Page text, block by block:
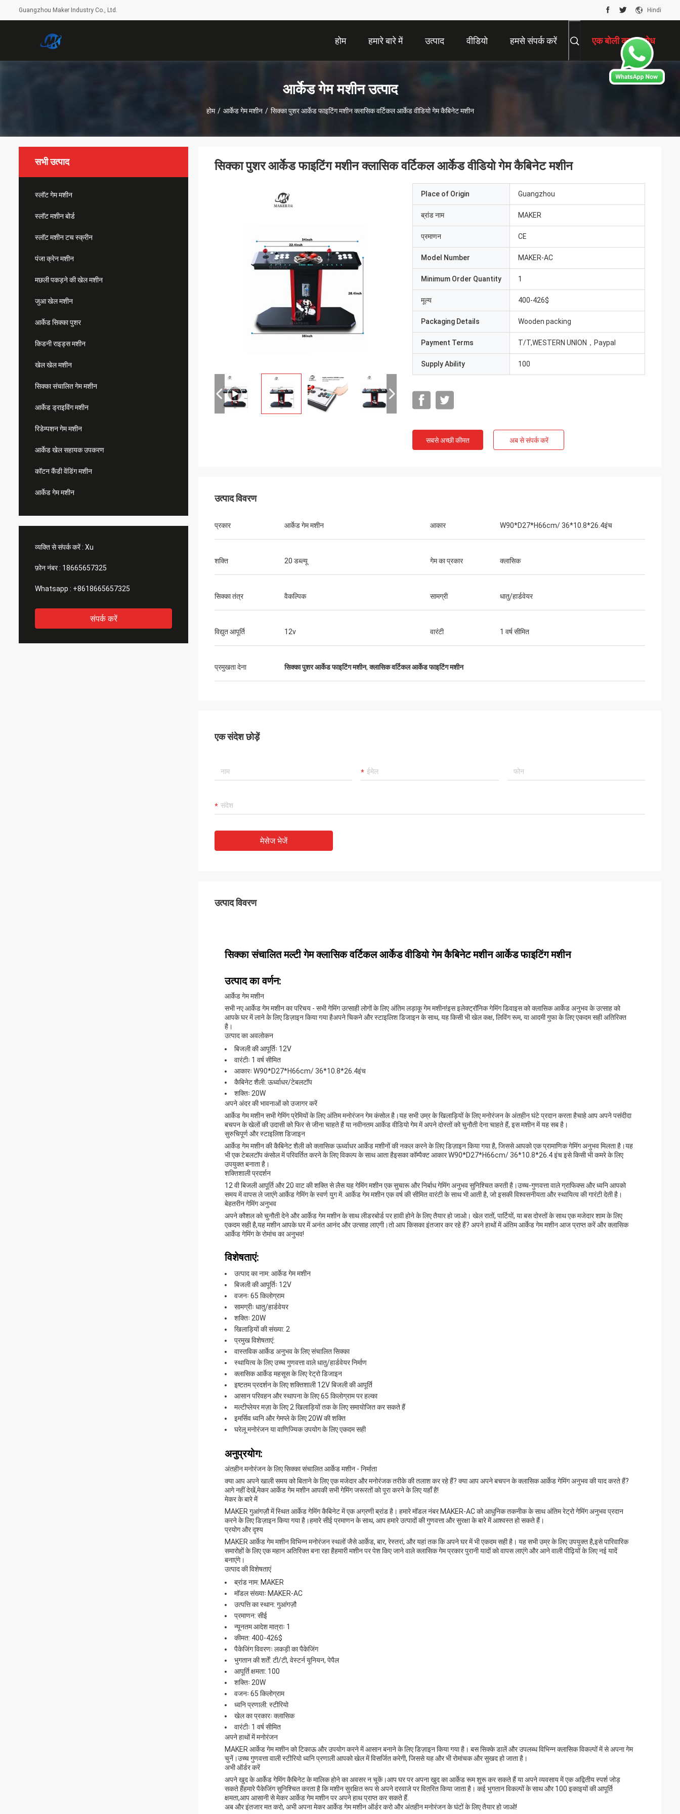
Guangzhou Maker Industry Co., Ltd. Hindi
होम हमारे बारे में उत्पाद वीडियो हमसे संपर्क करें एक बोली का अनुरोध
आर्केड गेम मशीन उत्पाद
होम / आर्केड गेम मशीन / सिक्का पुशर आर्केड फाइटिंग मशीन क्लासिक वर्टिकल आर्केड वीडियो गेम कैबिनेट मशीन
सभी उत्पाद
स्लॉट गेम मशीन
स्लॉट मशीन बोर्ड
स्लॉट मशीन टच स्क्रीन
पंजा क्रेन मशीन
मछली पकड़ने की खेल मशीन
जुआ खेल मशीन
आर्केड सिक्का पुशर
किडनी राइड्स मशीन
खेल खेल मशीन
सिक्का संचालित गेम मशीन
आर्केड ड्राइविंग मशीन
रिडेम्पशन गेम मशीन
आर्केड खेल सहायक उपकरण
कॉटन कैंडी वेंडिंग मशीन
आर्केड गेम मशीन
व्यक्ति से संपर्क करें : Xu
फ़ोन नंबर : 18665657325
Whatsapp : +8618665657325
संपर्क करें
सिक्का पुशर आर्केड फाइटिंग मशीन क्लासिक वर्टिकल आर्केड वीडियो गेम कैबिनेट मशीन
Place of Origin Guangzhou
ब्रांड नाम MAKER
प्रमाणन CE
Model Number MAKER-AC
Minimum Order Quantity 1
मूल्य 400-426$
Packaging Details Wooden packing
Payment Terms T/T,WESTERN UNION，Paypal
Supply Ability 100
सबसे अच्छी कीमत अब से संपर्क करें
उत्पाद विवरण
प्रकार आर्केड गेम मशीन आकार W90*D27*H66cm/ 36*10.8*26.4इंच
शक्ति 20 डब्ल्यू गेम का प्रकार क्लासिक
सिक्का तंत्र वैकल्पिक सामग्री धातु/हार्डवेयर
विद्युत आपूर्ति 12v वारंटी 1 वर्ष सीमित
प्रमुखता देना सिक्का पुशर आर्केड फाइटिंग मशीन,क्लासिक वर्टिकल आर्केड फाइटिंग मशीन
एक संदेश छोड़ें
मेसेज भेजें
उत्पाद विवरण
सिक्का संचालित मल्टी गेम क्लासिक वर्टिकल आर्केड वीडियो गेम कैबिनेट मशीन आर्केड फाइटिंग मशीन
उत्पाद का वर्णन:
आर्केड गेम मशीन
सभी नए आर्केड गेम मशीन का परिचय - सभी गेमिंग उत्साही लोगों के लिए अंतिम लड़ाकू गेम मशीन!इस इलेक्ट्रॉनिक गेमिंग डिवाइस को क्लासिक आर्केड अनुभव के उत्साह को
आपके घर में लाने के लिए डिज़ाइन किया गया हैअपने चिकने और स्टाइलिश डिजाइन के साथ, यह किसी भी खेल कक्ष, लिविंग रूम, या आदमी गुफा के लिए एकदम सही अतिरिक्त
है।
उत्पाद का अवलोकन
बिजली की आपूर्तिः 12V
वारंटीः 1 वर्ष सीमित
आकारः W90*D27*H66cm/ 36*10.8*26.4इंच
कैबिनेट शैली: ऊर्ध्वाधर/टेबलटॉप
शक्तिः 20W
अपने अंदर की भावनाओं को उजागर करें
आर्केड गेम मशीन सभी गेमिंग प्रेमियों के लिए अंतिम मनोरंजन गेम कंसोल है।यह सभी उम्र के खिलाड़ियों के लिए मनोरंजन के अंतहीन घंटे प्रदान करता हैचाहे आप अपने पसंदीदा
बचपन के खेलों की उदासी को फिर से जीना चाहते हैं या नवीनतम आर्केड वीडियो गेम में अपने दोस्तों को चुनौती देना चाहते हैं, इस मशीन में यह सब है।
सुरुचिपूर्ण और स्टाइलिश डिजाइन
आर्केड गेम मशीन की कैबिनेट शैली को क्लासिक ऊर्ध्वाधर आर्केड मशीनों की नकल करने के लिए डिज़ाइन किया गया है, जिससे आपको एक प्रामाणिक गेमिंग अनुभव मिलता है।यह
भी एक टेबलटॉप कंसोल में परिवर्तित करने के लिए विकल्प के साथ आता हैइसका कॉम्पैक्ट आकार W90*D27*H66cm/ 36*10.8*26.4 इंच इसे किसी भी कमरे के लिए
उपयुक्त बनाता है।
शक्तिशाली प्रदर्शन
12 वी बिजली आपूर्ति और 20 वाट की शक्ति से लैस यह गेमिंग मशीन एक सुचारू और निर्बाध गेमिंग अनुभव सुनिश्चित करती है।उच्च-गुणवत्ता वाले ग्राफिक्स और ध्वनि आपको
समय में वापस ले जाएंगे आर्केड गेमिंग के स्वर्ण युग में. आर्केड गेम मशीन एक वर्ष की सीमित वारंटी के साथ भी आती है, जो इसकी विश्वसनीयता और स्थायित्व की गारंटी देती है।
बेहतरीन गेमिंग अनुभव
अपने कौशल को चुनौती देने और आर्केड गेम मशीन के साथ लीडरबोर्ड पर हावी होने के लिए तैयार हो जाओ। खेल रातों, पार्टियों, या बस दोस्तों के साथ एक मजेदार शाम के लिए
एकदम सही है,यह मशीन आपके घर में अनंत आनंद और उत्साह लाएगी।तो आप किसका इंतजार कर रहे हैं? अपने हाथों में अंतिम आर्केड गेम मशीन आज प्राप्त करें और क्लासिक
आर्केड गेमिंग के रोमांच का अनुभव!
विशेषताएं:
उत्पाद का नाम: आर्केड गेम मशीन
बिजली की आपूर्तिः 12V
वजनः 65 किलोग्राम
सामग्रीः धातु/हार्डवेयर
शक्तिः 20W
खिलाड़ियों की संख्या: 2
प्रमुख विशेषताएं:
वास्तविक आर्केड अनुभव के लिए संचालित सिक्का
स्थायित्व के लिए उच्च गुणवत्ता वाले धातु/हार्डवेयर निर्माण
क्लासिक आर्केड महसूस के लिए रेट्रो डिजाइन
इष्टतम प्रदर्शन के लिए शक्तिशाली 12V बिजली की आपूर्ति
आसान परिवहन और स्थापना के लिए 65 किलोग्राम पर हल्का
मल्टीप्लेयर मज़ा के लिए 2 खिलाड़ियों तक के लिए समायोजित कर सकते हैं
इमर्सिव ध्वनि और गेमप्ले के लिए 20W की शक्ति
घरेलू मनोरंजन या वाणिज्यिक उपयोग के लिए एकदम सही
अनुप्रयोग:
अंतहीन मनोरंजन के लिए सिक्का संचालित आर्केड मशीन - निर्माता
क्या आप अपने खाली समय को बिताने के लिए एक मजेदार और मनोरंजक तरीके की तलाश कर रहे हैं? क्या आप अपने बचपन के क्लासिक आर्केड गेमिंग अनुभव की याद करते हैं?
आगे नहीं देखें,मेकर आर्केड गेम मशीन आपकी सभी गेमिंग जरूरतों को पूरा करने के लिए यहाँ है!
मेकर के बारे में
MAKER गुआंगज़ौ में स्थित आर्केड गेमिंग कैबिनेट में एक अग्रणी ब्रांड है। हमारे मॉडल नंबर MAKER-AC को आधुनिक तकनीक के साथ अंतिम रेट्रो गेमिंग अनुभव प्रदान
करने के लिए डिज़ाइन किया गया है।हमारे सीई प्रमाणन के साथ, आप हमारे उत्पादों की गुणवत्ता और सुरक्षा के बारे में आश्वस्त हो सकते हैं।
प्रयोग और दृश्य
MAKER आर्केड गेम मशीन विभिन्न मनोरंजन स्थलों जैसे आर्केड, बार, रेस्तरां, और यहां तक कि अपने घर में भी एकदम सही है। यह सभी उम्र के लिए उपयुक्त है,इसे पारिवारिक
समारोहों के लिए एक महान अतिरिक्त बना रहा हैहमारी मशीन पर पेश किए जाने वाले क्लासिक गेम प्रकार पुरानी यादों को वापस लाएंगे और आने वाली पीढ़ियों के लिए नई यादें
बनाएंगे।
उत्पाद की विशेषताएं
ब्रांड नाम: MAKER
मॉडल संख्याः MAKER-AC
उत्पत्ति का स्थान: गुआंगज़ौ
प्रमाणन: सीई
न्यूनतम आदेश मात्राः 1
कीमत: 400-426$
पैकेजिंग विवरणः लकड़ी का पैकेजिंग
भुगतान की शर्तें: टी/टी, वेस्टर्न यूनियन, पेपैल
आपूर्ति क्षमता: 100
शक्तिः 20W
वजनः 65 किलोग्राम
ध्वनि प्रणाली: स्टीरियो
खेल का प्रकारः क्लासिक
वारंटीः 1 वर्ष सीमित
अपने हाथों में मनोरंजन
MAKER आर्केड गेम मशीन को टिकाऊ और उपयोग करने में आसान बनाने के लिए डिज़ाइन किया गया है। बस सिक्के डालें और उपलब्ध विभिन्न क्लासिक विकल्पों में से अपना गेम
चुनें।उच्च गुणवत्ता वाली स्टीरियो ध्वनि प्रणाली आपको खेल में विसर्जित करेगी, जिससे यह और भी रोमांचक और सुखद हो जाता है।
अभी ऑर्डर करें
अपने खुद के आर्केड गेमिंग कैबिनेट के मालिक होने का अवसर न चूकें।आप घर पर अपना खुद का आर्केड रूम शुरू कर सकते हैं या अपने व्यवसाय में एक अद्वितीय स्पर्श जोड़
सकते हैंहमारे पैकेजिंग सुनिश्चित करता है कि मशीन सुरक्षित रूप से अपने दरवाजे पर वितरित किया जाता है। कई भुगतान विकल्पों के साथ और 100 इकाइयों की आपूर्ति
क्षमता,आप आसानी से मेकर आर्केड गेम मशीन पर अपने हाथ प्राप्त कर सकते हैं.
अब और इंतजार मत करो, अभी अपना मेकर आर्केड गेम मशीन ऑर्डर करो और अंतहीन मनोरंजन के घंटों के लिए तैयार हो जाओ!